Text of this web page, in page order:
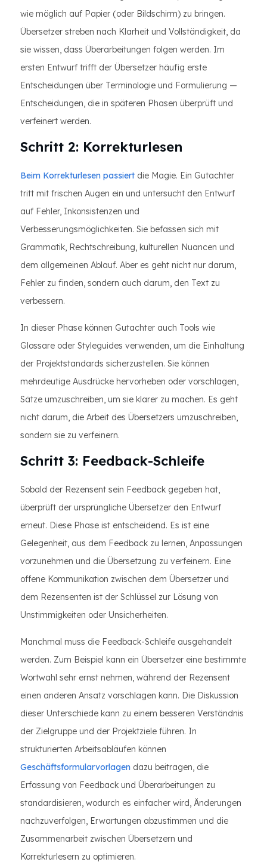
wie möglich auf Papier (oder Bildschirm) zu bringen.
Übersetzer streben nach Klarheit und Vollständigkeit, da
sie wissen, dass Überarbeitungen folgen werden. Im
ersten Entwurf trifft der Übersetzer häufig erste
Entscheidungen über Terminologie und Formulierung —
Entscheidungen, die in späteren Phasen überprüft und
verfeinert werden.
Schritt 2: Korrekturlesen
Beim Korrekturlesen passiert die Magie. Ein Gutachter
tritt mit frischen Augen ein und untersucht den Entwurf
auf Fehler, Inkonsistenzen und
Verbesserungsmöglichkeiten. Sie befassen sich mit
Grammatik, Rechtschreibung, kulturellen Nuancen und
dem allgemeinen Ablauf. Aber es geht nicht nur darum,
Fehler zu finden, sondern auch darum, den Text zu
verbessern.
In dieser Phase können Gutachter auch Tools wie
Glossare oder Styleguides verwenden, um die Einhaltung
der Projektstandards sicherzustellen. Sie können
mehrdeutige Ausdrücke hervorheben oder vorschlagen,
Sätze umzuschreiben, um sie klarer zu machen. Es geht
nicht darum, die Arbeit des Übersetzers umzuschreiben,
sondern sie zu verfeinern.
Schritt 3: Feedback-Schleife
Sobald der Rezensent sein Feedback gegeben hat,
überprüft der ursprüngliche Übersetzer den Entwurf
erneut. Diese Phase ist entscheidend. Es ist eine
Gelegenheit, aus dem Feedback zu lernen, Anpassungen
vorzunehmen und die Übersetzung zu verfeinern. Eine
offene Kommunikation zwischen dem Übersetzer und
dem Rezensenten ist der Schlüssel zur Lösung von
Unstimmigkeiten oder Unsicherheiten.
Manchmal muss die Feedback-Schleife ausgehandelt
werden. Zum Beispiel kann ein Übersetzer eine bestimmte
Wortwahl sehr ernst nehmen, während der Rezensent
einen anderen Ansatz vorschlagen kann. Die Diskussion
dieser Unterschiede kann zu einem besseren Verständnis
der Zielgruppe und der Projektziele führen. In
strukturierten Arbeitsabläufen können
Geschäftsformularvorlagen dazu beitragen, die
Erfassung von Feedback und Überarbeitungen zu
standardisieren, wodurch es einfacher wird, Änderungen
nachzuverfolgen, Erwartungen abzustimmen und die
Zusammenarbeit zwischen Übersetzern und
Korrekturlesern zu optimieren.